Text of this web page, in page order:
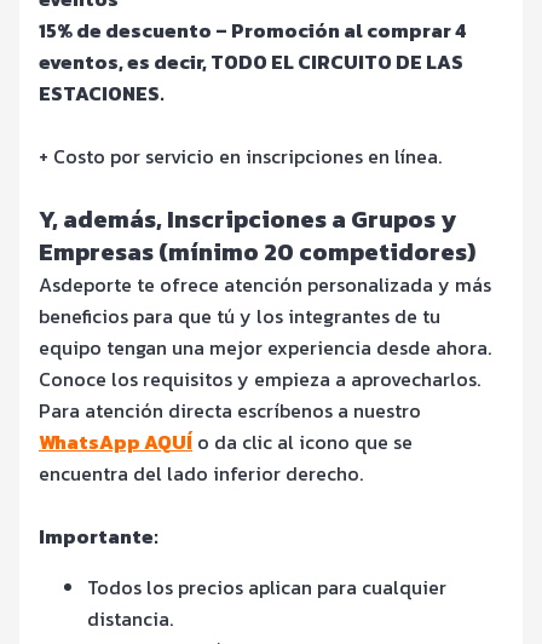
15% de descuento – Promoción al comprar 4
eventos, es decir, TODO EL CIRCUITO DE LAS
ESTACIONES.
+ Costo por servicio en inscripciones en línea.
Y, además, Inscripciones a Grupos y
Empresas (mínimo 20 competidores)
Asdeporte te ofrece atención personalizada y más
beneficios para que tú y los integrantes de tu
equipo tengan una mejor experiencia desde ahora.
Conoce los requisitos y empieza a aprovecharlos.
Para atención directa escríbenos a nuestro
WhatsApp AQUÍ o da clic al icono que se
encuentra del lado inferior derecho.
Importante:
Todos los precios aplican para cualquier
distancia.